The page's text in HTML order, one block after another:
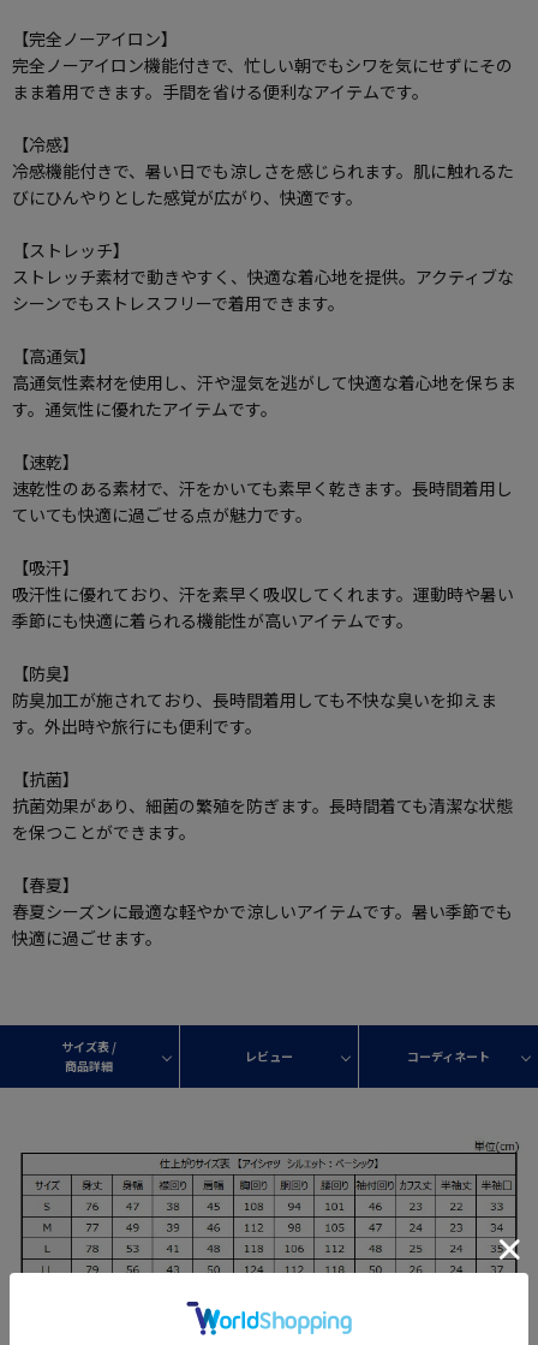
【完全ノーアイロン】
完全ノーアイロン機能付きで、忙しい朝でもシワを気にせずにその
まま着用できます。手間を省ける便利なアイテムです。
【冷感】
冷感機能付きで、暑い日でも涼しさを感じられます。肌に触れるた
びにひんやりとした感覚が広がり、快適です。
【ストレッチ】
ストレッチ素材で動きやすく、快適な着心地を提供。アクティブな
シーンでもストレスフリーで着用できます。
【高通気】
高通気性素材を使用し、汗や湿気を逃がして快適な着心地を保ちま
す。通気性に優れたアイテムです。
【速乾】
速乾性のある素材で、汗をかいても素早く乾きます。長時間着用し
ていても快適に過ごせる点が魅力です。
【吸汗】
吸汗性に優れており、汗を素早く吸収してくれます。運動時や暑い
季節にも快適に着られる機能性が高いアイテムです。
【防臭】
防臭加工が施されており、長時間着用しても不快な臭いを抑えま
す。外出時や旅行にも便利です。
【抗菌】
抗菌効果があり、細菌の繁殖を防ぎます。長時間着ても清潔な状態
を保つことができます。
【春夏】
春夏シーズンに最適な軽やかで涼しいアイテムです。暑い季節でも
快適に過ごせます。
サイズ表 /
商品詳細
レビュー コーディネート